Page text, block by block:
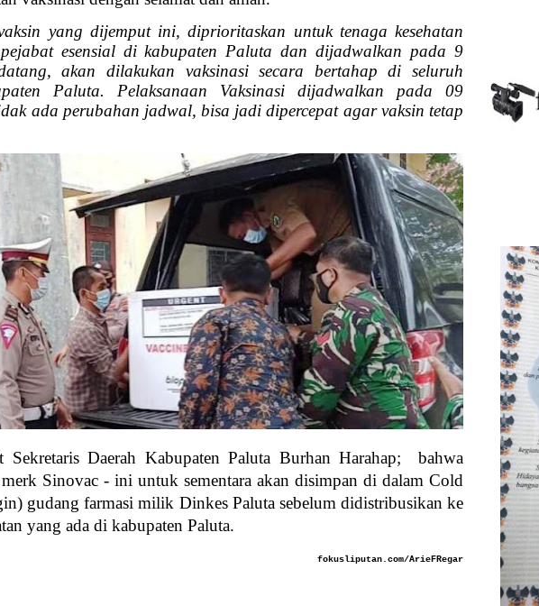
yang dijemput ini, diprioritaskan untuk tenaga kesehatan
esensial di kabupaten Paluta dan dijadwalkan pada 9
akan dilakukan vaksinasi secara bertahap di seluruh
Paluta. Pelaksanaan Vaksinasi dijadwalkan pada 09
ada perubahan jadwal, bisa jadi dipercepat agar vaksin tetap
Sekretaris Daerah Kabupaten Paluta Burhan Harahap; bahwa
Sinovac - ini untuk sementara akan disimpan di dalam Cold
gudang farmasi milik Dinkes Paluta sebelum didistribusikan ke
yang ada di kabupaten Paluta.
fokusliputan.com/ArieFRegar